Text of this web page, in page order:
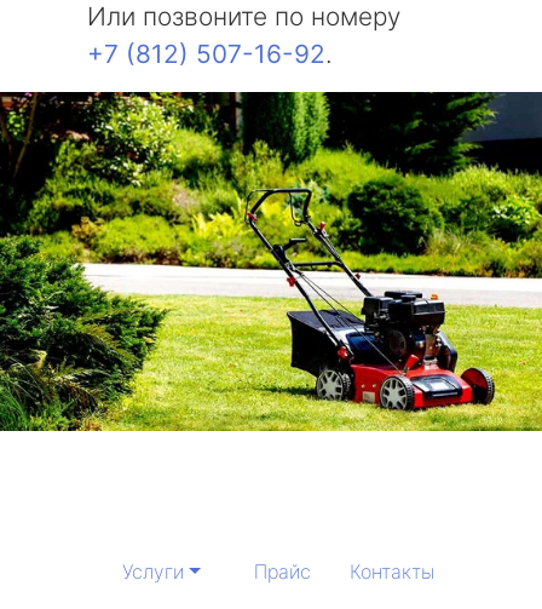
Или позвоните по номеру
+7 (812) 507-16-92.
Услуги Прайс
Контакты